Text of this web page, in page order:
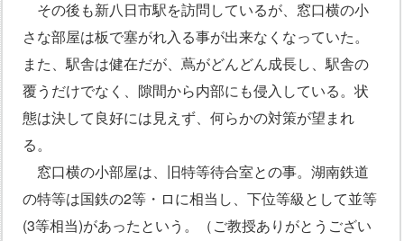
その後も新八日市駅を訪問しているが、窓口横の小
さな部屋は板で塞がれ入る事が出来なくなっていた。
また、駅舎は健在だが、蔦がどんどん成長し、駅舎の
覆うだけでなく、隙間から内部にも侵入している。状
態は決して良好には見えず、何らかの対策が望まれ
る。
窓口横の小部屋は、旧特等待合室との事。湖南鉄道
の特等は国鉄の2等・ロに相当し、下位等級として並等
(3等相当)があったという。（ご教授ありがとうござい